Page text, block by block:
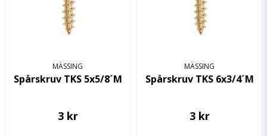
MÄSSING
Spårskruv TKS 5x5/8´M
3 kr
MÄSSING
Spårskruv TKS 6x3/4´M
3 kr